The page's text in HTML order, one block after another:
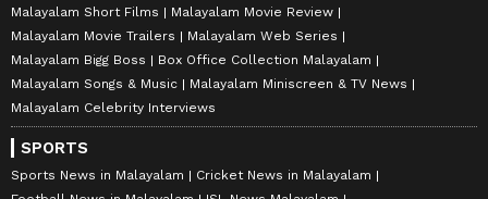
Malayalam Short Films
Malayalam Movie Review
Malayalam Movie Trailers
Malayalam Web Series
Malayalam Bigg Boss
Box Office Collection Malayalam
Malayalam Songs & Music
Malayalam Miniscreen & TV News
Malayalam Celebrity Interviews
SPORTS
Sports News in Malayalam
Cricket News in Malayalam